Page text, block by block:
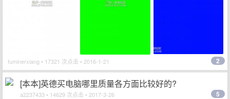
fuminerxiang • 17321 次点击 • 2016-1-21 2
[本本]英德买电脑哪里质量各方面比较好的?
a2237433 • 14629 次点击 • 2017-3-26 5